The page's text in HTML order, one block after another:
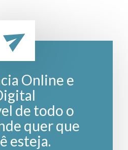
Online e
de todo o
quer que
esteja.